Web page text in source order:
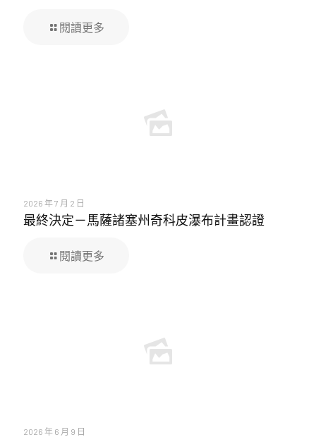
閱讀更多
2026 年 7 月 2 日
最終決定－馬薩諸塞州奇科皮瀑布計畫認證
閱讀更多
2026 年 6 月 9 日